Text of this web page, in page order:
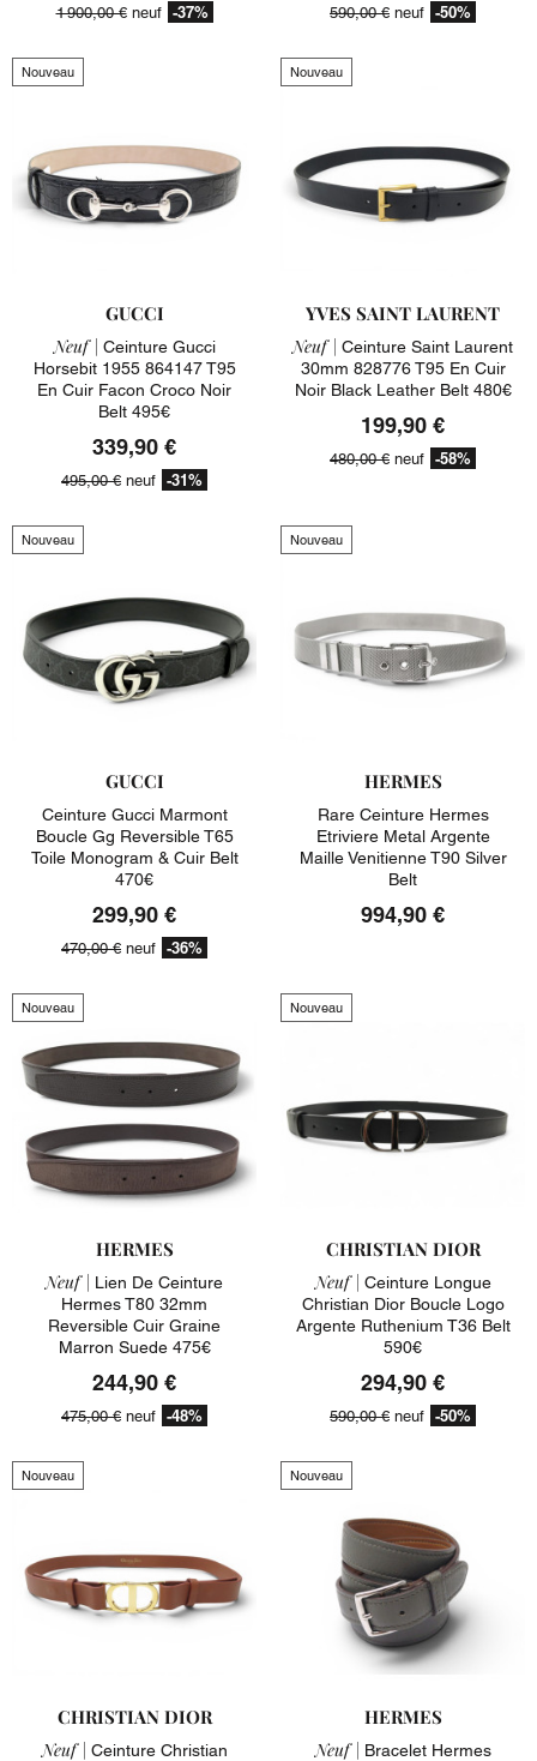
1 900,00 €neuf -37% 590,00 € neuf -50%
Nouveau
GUCCI
Neuf | Ceinture Gucci
Horsebit 1955 864147 T95
En Cuir Facon Croco Noir
Belt 495€
339,90 €
495,00 € neuf -31%
Nouveau
YVES SAINT LAURENT
Neuf | Ceinture Saint Laurent
30mm 828776 T95 En Cuir
Noir Black Leather Belt 480€
199,90 €
480,00 € neuf -58%
Nouveau
GUCCI
Ceinture Gucci Marmont
Boucle Gg Reversible T65
Toile Monogram & Cuir Belt
470€
299,90 €
470,00 € neuf -36%
Nouveau
HERMES
Rare Ceinture Hermes
Etriviere Metal Argente
Maille Venitienne T90 Silver
Belt
994,90 €
Nouveau
HERMES
Neuf | Lien De Ceinture
Hermes T80 32mm
Reversible Cuir Graine
Marron Suede 475€
244,90 €
475,00 € neuf -48%
Nouveau
CHRISTIAN DIOR
Neuf | Ceinture Longue
Christian Dior Boucle Logo
Argente Ruthenium T36 Belt
590€
294,90 €
590,00 € neuf -50%
Nouveau
CHRISTIAN DIOR
Neuf | Ceinture Christian
Nouveau
HERMES
Neuf | Bracelet Hermes